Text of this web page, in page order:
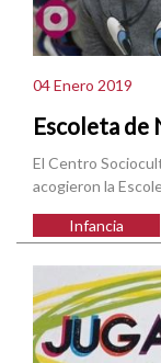
04 Enero 2019
Escoleta de
El Centro
acogieron la
Infancia